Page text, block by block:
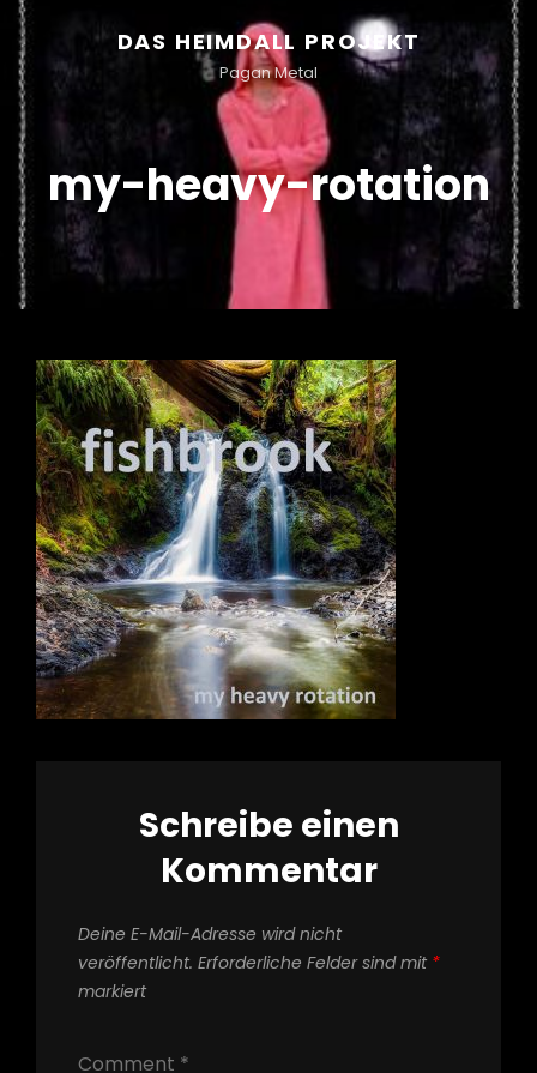
DAS HEIMDALL PROJEKT
Pagan Metal
my-heavy-rotation
Schreibe einen
Kommentar
Deine E-Mail-Adresse wird nicht
veröffentlicht. Erforderliche Felder sind mit *
markiert